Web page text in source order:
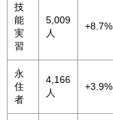
技
能
実
習
5,009
人
+8.7%
永
住
者
4,166
人
+3.9%